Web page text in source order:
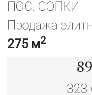
ПОС. СОПКИ
Продажа
275 м2
89
323